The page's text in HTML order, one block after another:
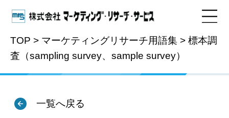
TOP > マーケティングリサーチ用語集 > 標本調
査（sampling survey、sample survey）
用語集
一覧へ戻る